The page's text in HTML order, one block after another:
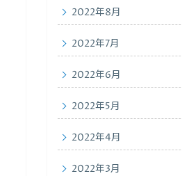
2022年8月
2022年7月
2022年6月
2022年5月
2022年4月
2022年3月